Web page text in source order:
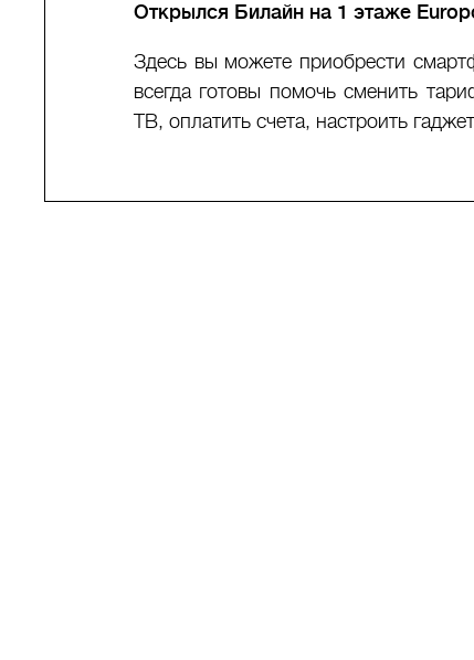
Открылся Билайн на 1 этаже
Здесь вы можете приобрести
всегда готовы помочь сменить
ТВ, оплатить счета, настроить